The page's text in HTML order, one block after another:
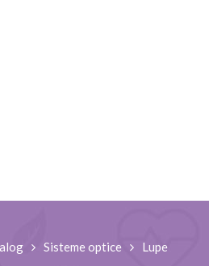
Sisteme optice
Lupe